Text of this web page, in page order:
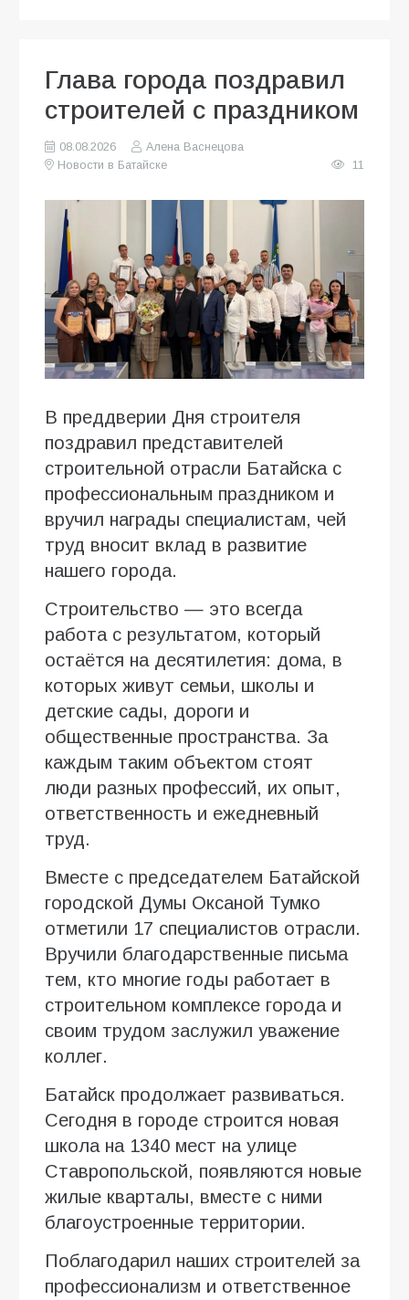
Глава города поздравил
строителей с праздником
08.08.2026
Алена Васнецова
Новости в Батайске
11
В преддверии Дня строителя
поздравил представителей
строительной отрасли Батайска с
профессиональным праздником и
вручил награды специалистам, чей
труд вносит вклад в развитие
нашего города.
Строительство — это всегда
работа с результатом, который
остаётся на десятилетия: дома, в
которых живут семьи, школы и
детские сады, дороги и
общественные пространства. За
каждым таким объектом стоят
люди разных профессий, их опыт,
ответственность и ежедневный
труд.
Вместе с председателем Батайской
городской Думы Оксаной Тумко
отметили 17 специалистов отрасли.
Вручили благодарственные письма
тем, кто многие годы работает в
строительном комплексе города и
своим трудом заслужил уважение
коллег.
Батайск продолжает развиваться.
Сегодня в городе строится новая
школа на 1340 мест на улице
Ставропольской, появляются новые
жилые кварталы, вместе с ними
благоустроенные территории.
Поблагодарил наших строителей за
профессионализм и ответственное